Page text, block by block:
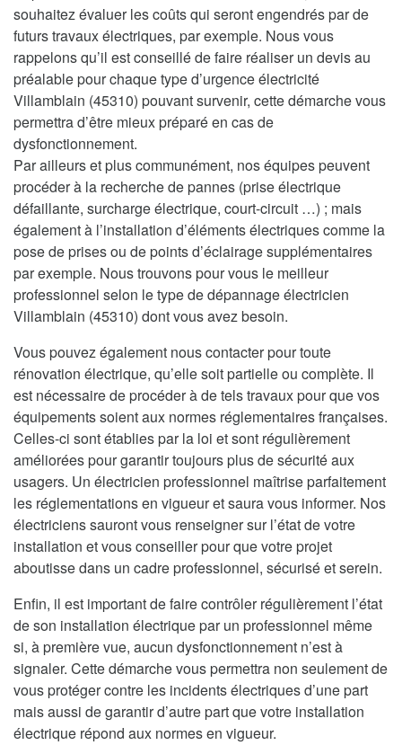
souhaitez évaluer les coûts qui seront engendrés par de
futurs travaux électriques, par exemple. Nous vous
rappelons qu’il est conseillé de faire réaliser un devis au
préalable pour chaque type d’urgence électricité
Villamblain (45310) pouvant survenir, cette démarche vous
permettra d’être mieux préparé en cas de
dysfonctionnement.
Par ailleurs et plus communément, nos équipes peuvent
procéder à la recherche de pannes (prise électrique
défaillante, surcharge électrique, court-circuit …) ; mais
également à l’installation d’éléments électriques comme la
pose de prises ou de points d’éclairage supplémentaires
par exemple. Nous trouvons pour vous le meilleur
professionnel selon le type de dépannage électricien
Villamblain (45310) dont vous avez besoin.
Vous pouvez également nous contacter pour toute
rénovation électrique, qu’elle soit partielle ou complète. Il
est nécessaire de procéder à de tels travaux pour que vos
équipements soient aux normes réglementaires françaises.
Celles-ci sont établies par la loi et sont régulièrement
améliorées pour garantir toujours plus de sécurité aux
usagers. Un électricien professionnel maîtrise parfaitement
les réglementations en vigueur et saura vous informer. Nos
électriciens sauront vous renseigner sur l’état de votre
installation et vous conseiller pour que votre projet
aboutisse dans un cadre professionnel, sécurisé et serein.
Enfin, il est important de faire contrôler régulièrement l’état
de son installation électrique par un professionnel même
si, à première vue, aucun dysfonctionnement n’est à
signaler. Cette démarche vous permettra non seulement de
vous protéger contre les incidents électriques d’une part
mais aussi de garantir d’autre part que votre installation
électrique répond aux normes en vigueur.